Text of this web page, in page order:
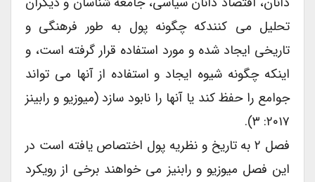
تحلیل می کنندکه چگونه پول به طور فرهنگی و
تاریخی ایجاد شده و مورد استفاده قرار گرفته است، و
اینکه چگونه شیوه ایجاد و استفاده از آنها می تواند
جوامع را حفظ کند یا آنها را نابود سازد (میوزیو و رابینز
۲۰۱۷: ۳).
فصل ۲ به تاریخ و نظریه پول اختصاص یافته است در
این فصل میوزیو و رابنیز می خواهند برخی از رویکرد